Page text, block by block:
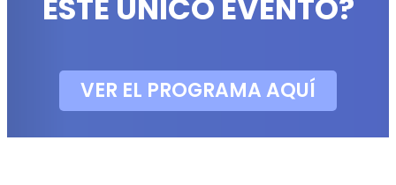
ESTE UNICO EVENTO?
VER EL PROGRAMA AQUÍ